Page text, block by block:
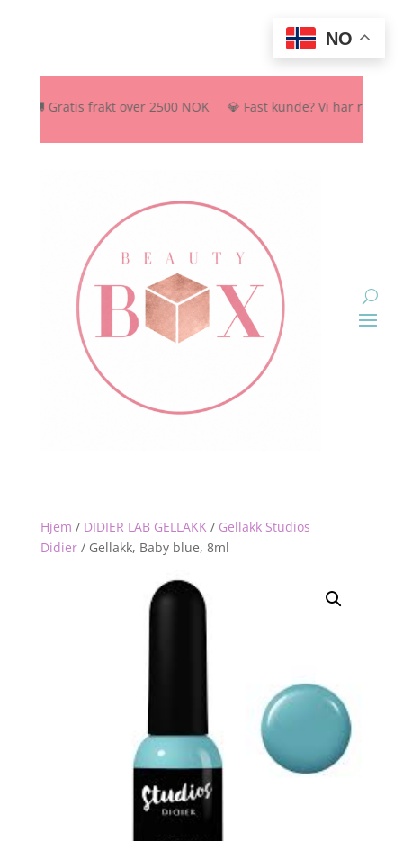
🚚 Gratis frakt over 2500 NOK 💎 Fast kunde? Vi har
Hjem / DIDIER LAB GELLAKK/ Gellakk Studios
Didier/ Gellakk, Baby blue, 8ml
NO